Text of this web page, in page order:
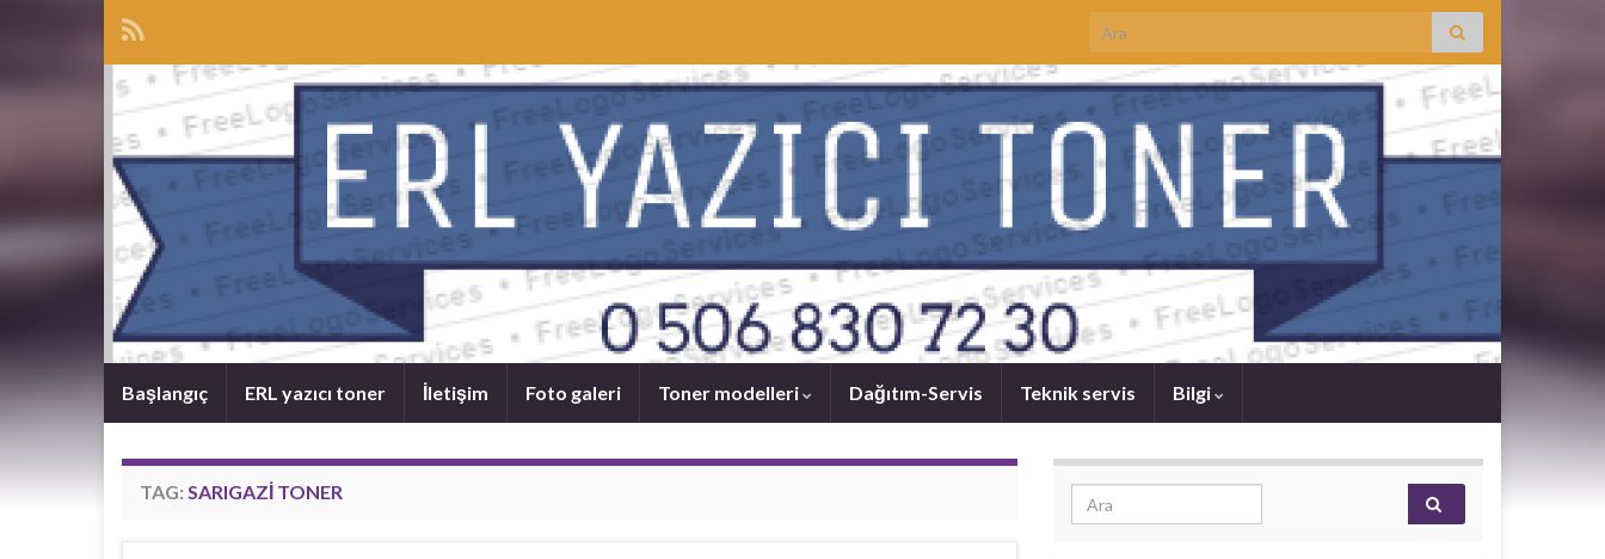
Search for:
Başlangıç ERL yazıcı toner İletişim Foto galeri Toner modelleri Dağıtım-Servis Teknik servis Bilgi
TAG: SARIGAZI TONER Search for: